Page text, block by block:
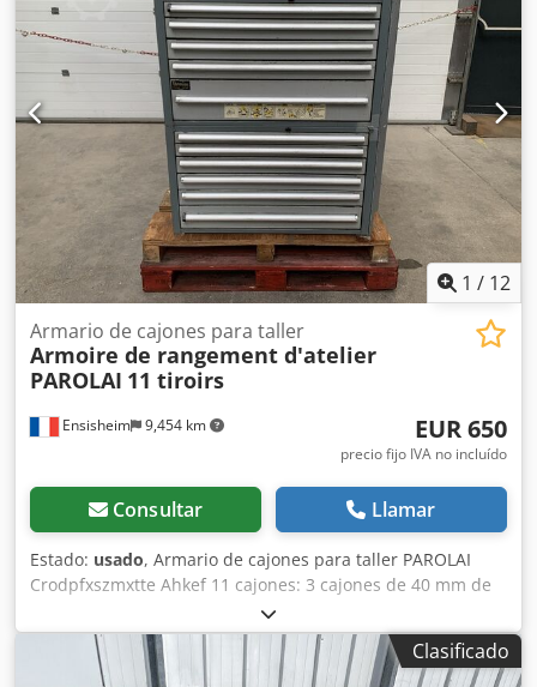
1 / 12
Ensisheim 9,454 km
Armario de cajones para taller
Armoire de rangement d'atelier
PAROLAI 11 tiroirs
EUR 650
precio fijo IVA no incluído
Consultar Llamar
Estado: usado, Armario de cajones para taller PAROLAI
Crodpfxszmxtte Ahkef 11 cajones: 3 cajones de 40 mm de
altura 6 cajones de 60 mm de altura 1 cajón de 150 mm de
altura 1 cajón de 90 mm de altura Dimensiones (L x An x
Al): 910 x 720 x 1110 mm Peso: aprox. 150 kg
Clasificado